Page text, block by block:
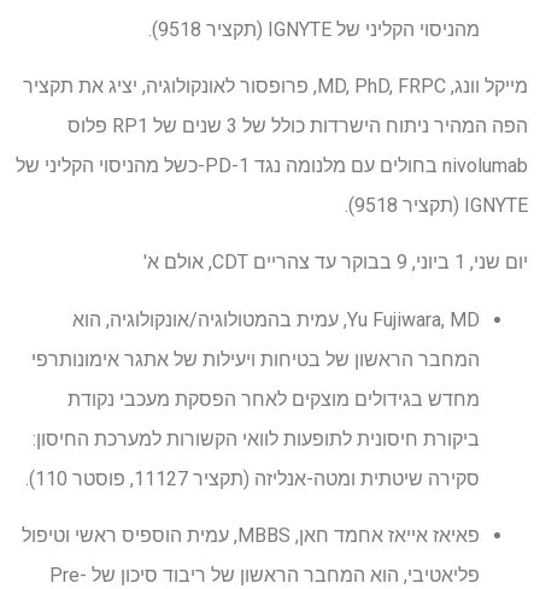
מהניסוי הקליני של IGNYTE (תקציר 9518).
מייקל וונג, MD, PhD, FRPC, פרופסור לאונקולוגיה, יציג את תקציר
הפה המהיר ניתוח הישרדות כולל של 3 שנים של RP1 פלוס
nivolumab בחולים עם מלנומה נגד PD-1-כשל מהניסוי הקליני של
IGNYTE (תקציר 9518).
יום שני, 1 ביוני, 9 בבוקר עד צהריים CDT, אולם א'
Yu Fujiwara, MD, עמית בהמטולוגיה/אונקולוגיה, הוא
המחבר הראשון של בטיחות ויעילות של אתגר אימונותרפי
מחדש בגידולים מוצקים לאחר הפסקת מעכבי נקודת
ביקורת חיסונית לתופעות לוואי הקשורות למערכת החיסון:
סקירה שיטתית ומטה-אנליזה (תקציר 11127, פוסטר 110).
פאיאז אייאז אחמד חאן, MBBS, עמית הוספיס ראשי וטיפול
פליאטיבי, הוא המחבר הראשון של ריבוד סיכון של Pre-